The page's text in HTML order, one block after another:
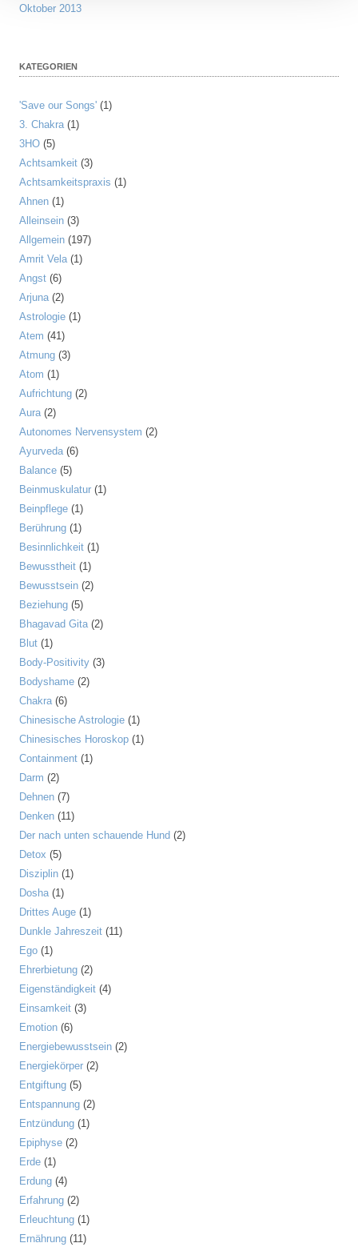
Oktober 2013
KATEGORIEN
'Save our Songs' (1)
3. Chakra(1)
3HO (5)
Achtsamkeit (3)
Achtsamkeitspraxis (1)
Ahnen (1)
Alleinsein (3)
Allgemein (197)
Amrit Vela(1)
Angst (6)
Arjuna(2)
Astrologie (1)
Atem (41)
Atmung (3)
Atom (1)
Aufrichtung (2)
Aura(2)
Autonomes Nervensystem (2)
Ayurveda(6)
Balance (5)
Beinmuskulatur (1)
Beinpflege (1)
Berührung (1)
Besinnlichkeit (1)
Bewusstheit (1)
Bewusstsein (2)
Beziehung (5)
Bhagavad Gita(2)
Blut (1)
Body-Positivity (3)
Bodyshame (2)
Chakra(6)
Chinesische Astrologie (1)
Chinesisches Horoskop (1)
Containment (1)
Darm (2)
Dehnen (7)
Denken (11)
Der nach unten schauende Hund (2)
Detox (5)
Disziplin (1)
Dosha(1)
Drittes Auge (1)
Dunkle Jahreszeit (11)
Ego (1)
Ehrerbietung (2)
Eigenständigkeit (4)
Einsamkeit (3)
Emotion (6)
Energiebewusstsein (2)
Energiekörper (2)
Entgiftung (5)
Entspannung (2)
Entzündung (1)
Epiphyse (2)
Erde (1)
Erdung (4)
Erfahrung (2)
Erleuchtung (1)
Ernährung (11)